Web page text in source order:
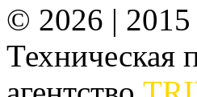
© 2026 |
Техническая